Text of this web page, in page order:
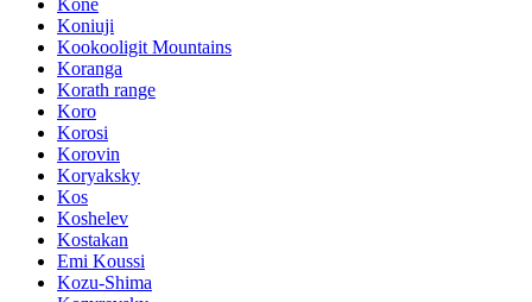
Koniuji
Kookooligit Mountains
Koranga
Korath range
Koro
Korosi
Korovin
Koryaksky
Kos
Koshelev
Kostakan
Emi Koussi
Kozu-Shima